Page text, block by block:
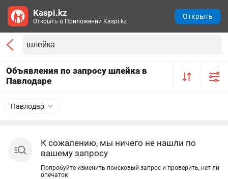
Объявления по запросу шлейка в
Павлодаре
Павлодар
К сожалению, мы ничего не нашли по
вашему запросу
Попробуйте изменить поисковый запрос и проверить, нет ли
опечаток
Kaspi.kz
Открыть в Приложении Kaspi.kz
Открыть